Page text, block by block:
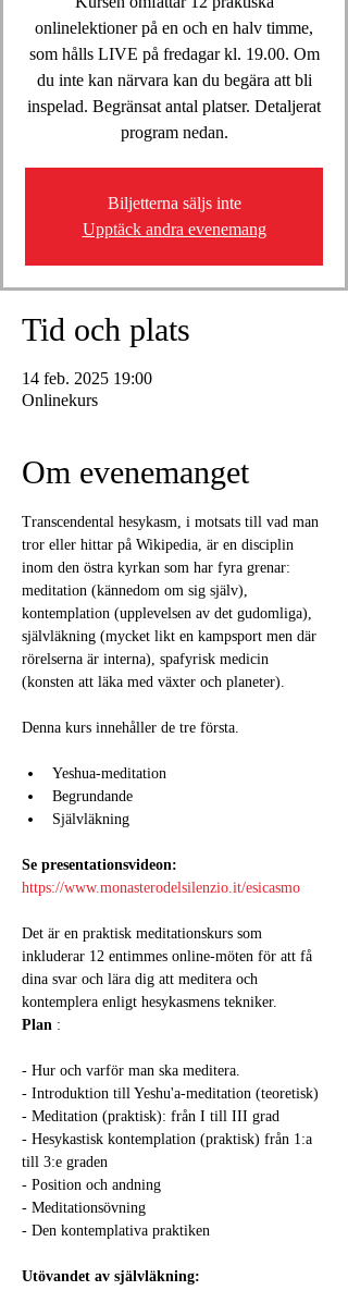
onlinelektioner på en och en halv timme,
som hålls LIVE på fredagar kl. 19.00. Om
du inte kan närvara kan du begära att bli
inspelad. Begränsat antal platser. Detaljerat
program nedan.
Biljetterna säljs inte
Upptäck andra evenemang
Tid och plats
14 feb. 2025 19:00
Onlinekurs
Om evenemanget
Transcendental hesykasm, i motsats till vad man
tror eller hittar på Wikipedia, är en disciplin
inom den östra kyrkan som har fyra grenar:
meditation (kännedom om sig själv),
kontemplation (upplevelsen av det gudomliga),
självläkning (mycket likt en kampsport men där
rörelserna är interna), spafyrisk medicin
(konsten att läka med växter och planeter).
Denna kurs innehåller de tre första.
Yeshua-meditation
Begrundande
Självläkning
Se presentationsvideon:
https://www.monasterodelsilenzio.it/esicasmo
Det är en praktisk meditationskurs som
inkluderar 12 entimmes online-möten för att få
dina svar och lära dig att meditera och
kontemplera enligt hesykasmens tekniker.
Plan :
- Hur och varför man ska meditera.
- Introduktion till Yeshu'a-meditation (teoretisk)
- Meditation (praktisk): från I till III grad
- Hesykastisk kontemplation (praktisk) från 1:a
till 3:e graden
- Position och andning
- Meditationsövning
- Den kontemplativa praktiken
Utövandet av självläkning: